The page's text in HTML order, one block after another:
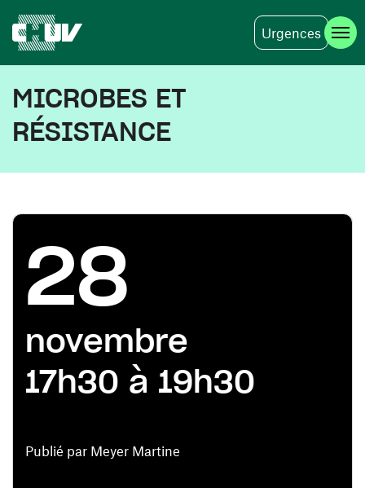
Urgences
MICROBES ET
RÉSISTANCE
Publié par Meyer Martine
28
novembre
17h30 à 19h30